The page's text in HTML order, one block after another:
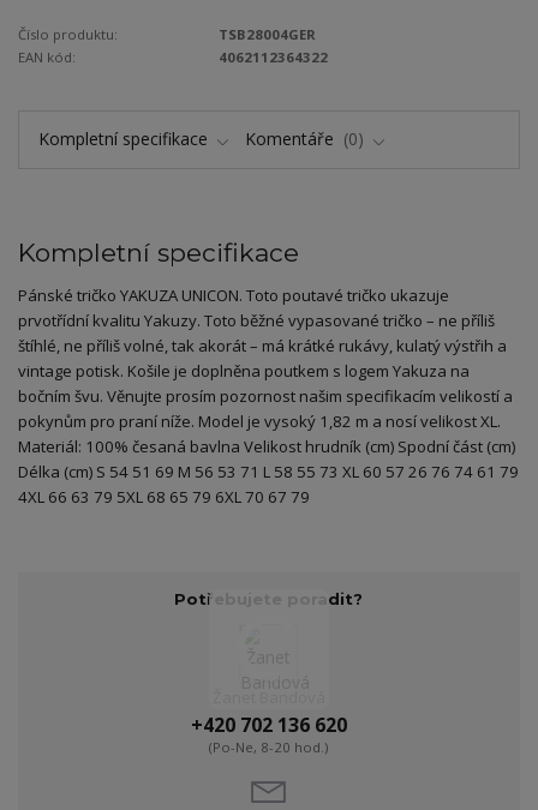
Číslo produktu:
TSB28004GER
EAN kód:
4062112364322
Kompletní specifikace Komentáře 0
Kompletní specifikace
Pánské tričko YAKUZA UNICON. Toto poutavé tričko ukazuje
prvotřídní kvalitu Yakuzy. Toto běžné vypasované tričko – ne příliš
štíhlé, ne příliš volné, tak akorát – má krátké rukávy, kulatý výstřih a
vintage potisk. Košile je doplněna poutkem s logem Yakuza na
bočním švu. Věnujte prosím pozornost našim specifikacím velikostí a
pokynům pro praní níže. Model je vysoký 1,82 m a nosí velikost XL.
Materiál: 100% česaná bavlna Velikost hrudník (cm) Spodní část (cm)
Délka (cm) S 54 51 69 M 56 53 71 L 58 55 73 XL 60 57 26 76 74 61 79
4XL 66 63 79 5XL 68 65 79 6XL 70 67 79
Potřebujete poradit?
+420 702 136 620
(Po-Ne, 8-20 hod.)